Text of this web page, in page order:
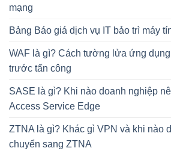
mạng
Bảng Báo giá dịch vụ IT bảo trì máy
WAF là gì? Cách tường lửa ứng
trước tấn công
SASE là gì? Khi nào doanh nghiệp
Access Service Edge
ZTNA là gì? Khác gì VPN và khi nào
chuyển sang ZTNA